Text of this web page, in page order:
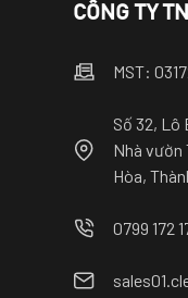
CÔNG TY
MST:
Số 32, Lô
Nhà vườn
Hòa,
0799 172